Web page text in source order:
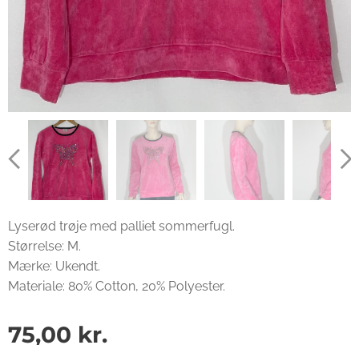
Lyserød trøje med palliet sommerfugl.
Størrelse: M.
Mærke: Ukendt.
Materiale: 80% Cotton, 20% Polyester.
75,00 kr.